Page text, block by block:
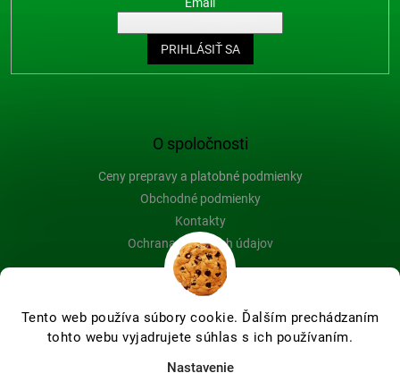
Tento web používa súbory cookie. Ďalším prechádzaním
tohto webu vyjadrujete súhlas s ich používaním.
Nastavenie
O spoločnosti
Ceny prepravy a platobné podmienky
Obchodné podmienky
Kontakty
Ochrana osobných údajov
Blog
PRIHLÁSIŤ SA